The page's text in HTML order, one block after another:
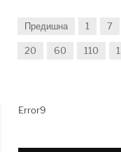
Предишна 1 7
20 60 110
Error9